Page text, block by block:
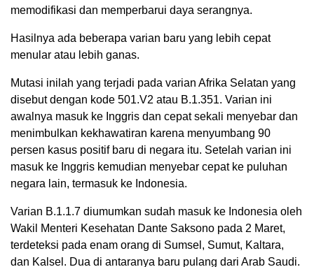
memodifikasi dan memperbarui daya serangnya.
Hasilnya ada beberapa varian baru yang lebih cepat
menular atau lebih ganas.
Mutasi inilah yang terjadi pada varian Afrika Selatan yang
disebut dengan kode 501.V2 atau B.1.351. Varian ini
awalnya masuk ke Inggris dan cepat sekali menyebar dan
menimbulkan kekhawatiran karena menyumbang 90
persen kasus positif baru di negara itu. Setelah varian ini
masuk ke Inggris kemudian menyebar cepat ke puluhan
negara lain, termasuk ke Indonesia.
Varian B.1.1.7 diumumkan sudah masuk ke Indonesia oleh
Wakil Menteri Kesehatan Dante Saksono pada 2 Maret,
terdeteksi pada enam orang di Sumsel, Sumut, Kaltara,
dan Kalsel. Dua di antaranya baru pulang dari Arab Saudi.